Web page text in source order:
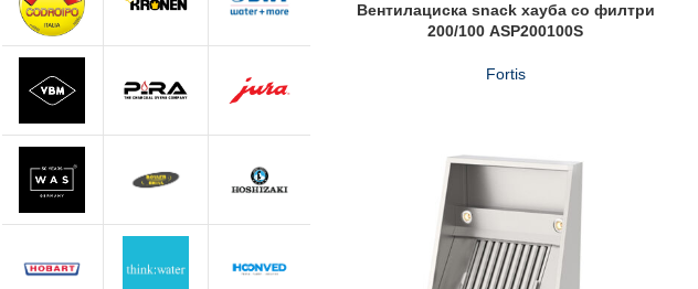
Вентилациска snack хауба со филтри
200/100 ASP200100S
Fortis